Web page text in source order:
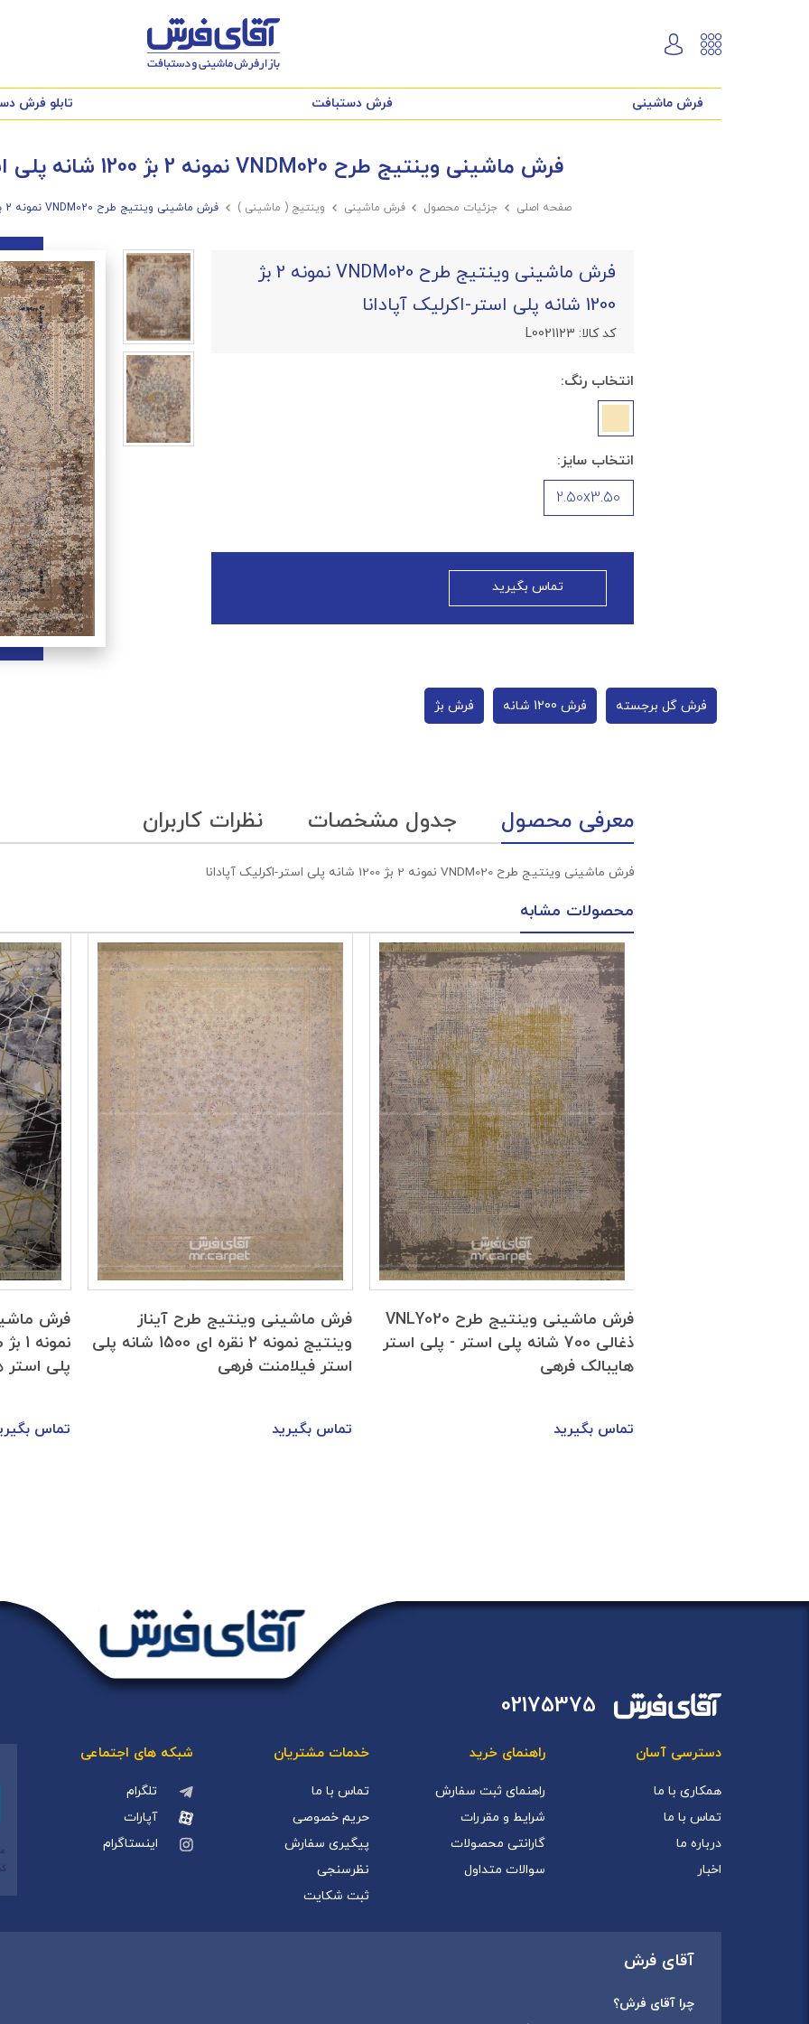
فرش ماشینی فرش دستبافت تابلو فرش
فرش ماشینی وینتیج طرح VNDM020 نمونه 2 بژ 1200 شانه پلی استر-اکرلیک آپادانا
صفحه اصلی  جزئیات محصول  فرش ماشینی  وینتیج ( ماشینی )  فرش ماشینی وینتیج طرح VNDM020 نمونه 2 بژ 1200 شانه پلی استر-اکرلیک آپادانا
فرش ماشینی وینتیج طرح VNDM020 نمونه 2 بژ
1200 شانه پلی استر-اکرلیک آپادانا
کد کالا: L0021123
انتخاب رنگ:
انتخاب سایز:
2.50x3.50
تماس بگیرید
فرش گل برجسته فرش 1200 شانه فرش بژ
معرفی محصول جدول مشخصات نظرات کاربران
فرش ماشینی وینتیج طرح VNDM020 نمونه 2 بژ 1200 شانه پلی استر-اکرلیک آپادانا
محصولات مشابه
فرش ماشینی وینتیج طرح VNLY020
ذغالی 700 شانه پلی استر - پلی استر
هایبالک فرهی
تماس بگیرید
فرش ماشینی وینتیج طرح آیناز
وینتیج نمونه 2 نقره ای 1500 شانه پلی
استر فیلامنت فرهی
تماس بگیرید
پلی استر
تماس
02175375
دسترسی آسان
همکاری با ما
تماس با ما
درباره ما
اخبار
راهنمای خرید
راهنمای ثبت سفارش
شرایط و مقررات
گارانتی محصولات
سوالات متداول
خدمات مشتریان
تماس با ما
حریم خصوصی
پیگیری سفارش
نظرسنجی
ثبت شکایت
شبکه های اجتماعی
تلگرام
آپارات
اینستاگرام
آقای فرش
چرا آقای فرش؟